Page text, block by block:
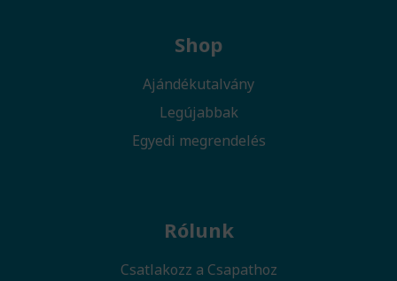
Shop
Ajándékutalvány
Legújabbak
Egyedi megrendelés
Rólunk
Csatlakozz a Csapathoz